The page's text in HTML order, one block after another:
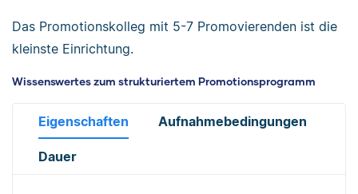
Das Promotionskolleg mit 5-7 Promovierenden ist die
kleinste Einrichtung.
Wissenswertes zum strukturiertem Promotionsprogramm
Eigenschaften Aufnahmebedingungen
Dauer